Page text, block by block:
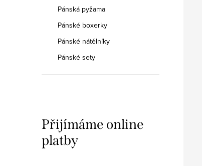
Pánská pyžama
Pánské boxerky
Pánské nátělníky
Pánské sety
Přijímáme online
platby